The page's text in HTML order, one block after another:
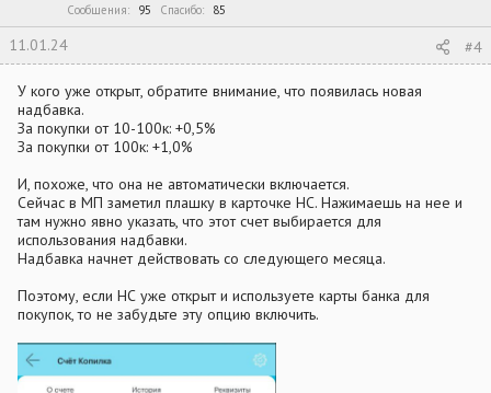
Сообщения
95 Спасибо 85
11.01.24 #4
У кого уже открыт, обратите внимание, что появилась новая
надбавка.
За покупки от 10-100к: +0,5%
За покупки от 100к: +1,0%
И, похоже, что она не автоматически включается.
Сейчас в МП заметил плашку в карточке НС. Нажимаешь на нее и
там нужно явно указать, что этот счет выбирается для
использования надбавки.
Надбавка начнет действовать со следующего месяца.
Поэтому, если НС уже открыт и используете карты банка для
покупок, то не забудьте эту опцию включить.